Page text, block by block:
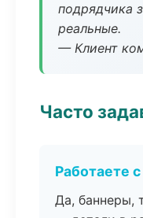
подрядчика
реальные.
— Клиент
Часто
Работаете
Да, баннеры,